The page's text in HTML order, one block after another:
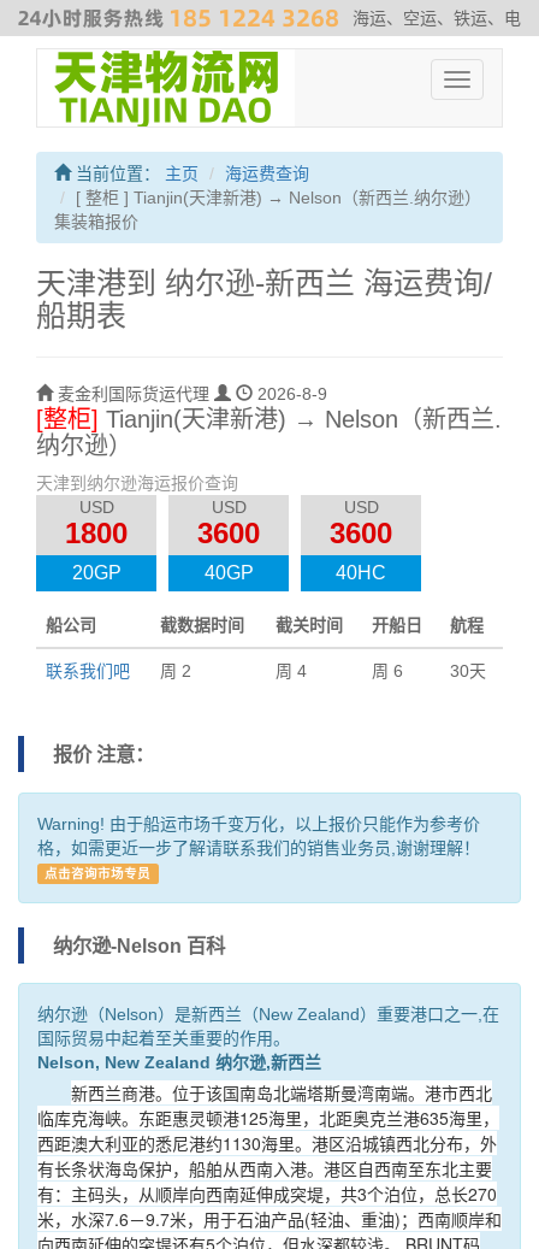
海运、空运、铁运、电
商物流、散杂货运输、危险品运输、拖车、报关、仓库内装#非洲专
线 #最新海运费走势 #伊朗海运专线
Toggle
navigation
当前位置： 主页
海运费查询
[ 整柜 ] Tianjin(天津新港) → Nelson（新西兰.纳尔逊）
集装箱报价
天津港到 纳尔逊-新西兰 海运费询/
船期表
麦金利国际货运代理 2026-8-9
[整柜] Tianjin(天津新港) → Nelson（新西兰.
纳尔逊）
天津到纳尔逊海运报价查询
USD
1800
20GP
USD
3600
40GP
USD
3600
40HC
船公司 截数据时间 截关时间 开船日 航程
联系我们吧 周 2 周 4 周 6 30天
报价 注意：
Warning! 由于船运市场千变万化，以上报价只能作为参考价
格，如需更近一步了解请联系我们的销售业务员,谢谢理解！
点击咨询市场专员
纳尔逊-Nelson 百科
纳尔逊（Nelson）是新西兰（New Zealand）重要港口之一,在
国际贸易中起着至关重要的作用。
Nelson, New Zealand 纳尔逊,新西兰
新西兰商港。位于该国南岛北端塔斯曼湾南端。港市西北
临库克海峡。东距惠灵顿港125海里，北距奥克兰港635海里，
西距澳大利亚的悉尼港约1130海里。港区沿城镇西北分布，外
有长条状海岛保护，船舶从西南入港。港区自西南至东北主要
有：主码头，从顺岸向西南延伸成突堤，共3个泊位，总长270
米，水深7.6－9.7米，用于石油产品(轻油、重油)；西南顺岸和